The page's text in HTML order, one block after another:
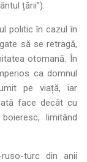
țării”).
politic în cazul în
să se retragă,
otomană. În
ca domnul
pe viață, iar
face decât cu
limitând
turc din anii